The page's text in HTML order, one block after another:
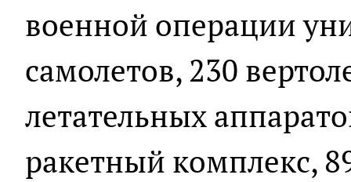
военной операции
самолетов, 230
летательных
ракетный комплекс,